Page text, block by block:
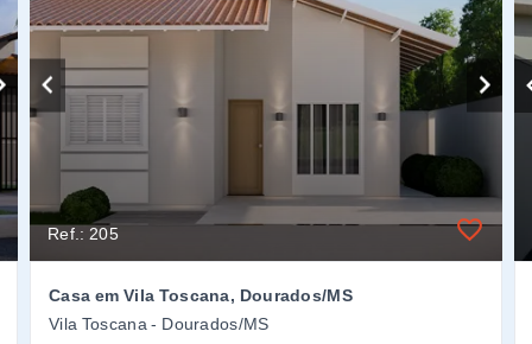
Ref.: 205
Casa em Vila Toscana, Dourados/MS
Vila Toscana - Dourados/MS